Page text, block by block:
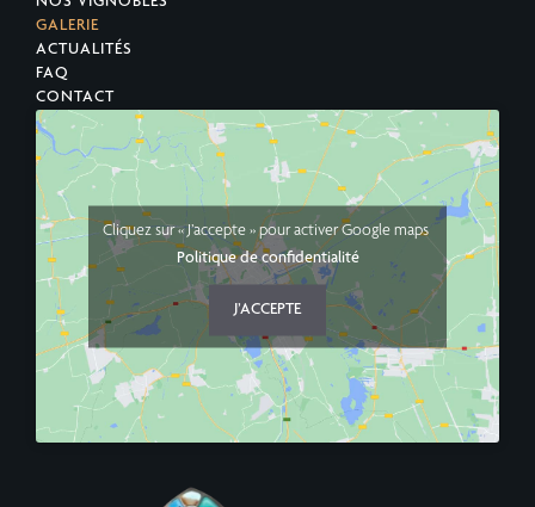
GALERIE
ACTUALITÉS
FAQ
CONTACT
Cliquez sur « J’accepte » pour activer Google maps
Politique de confidentialité
J’ACCEPTE